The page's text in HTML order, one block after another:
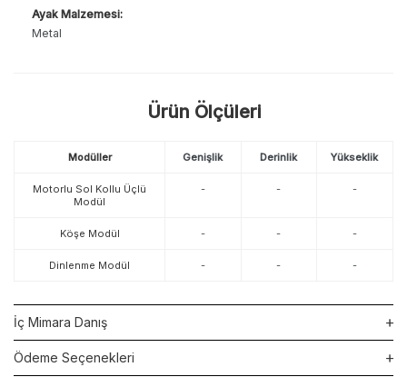
Ayak Malzemesi:
Metal
Ürün Ölçüleri
Modüller Genişlik Derinlik Yükseklik
Motorlu Sol Kollu Üçlü
Modül
- - -
Köşe Modül - - -
Dinlenme Modül - - -
İç Mimara Danış
Ödeme Seçenekleri